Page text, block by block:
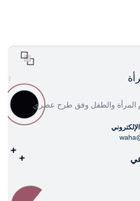
المرأة والطفل وفق طرح عصري